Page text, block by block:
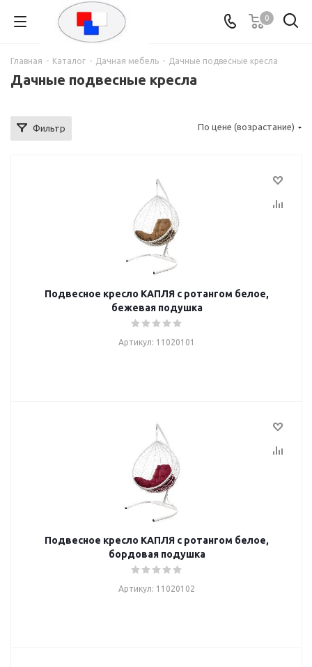
0
Главная - Каталог - Дачная мебель - Дачные подвесные кресла
Дачные подвесные кресла
Фильтр По цене (возрастание)
Подвесное кресло КАПЛЯ с ротангом белое,
бежевая подушка
Артикул: 11020101
Подвесное кресло КАПЛЯ с ротангом белое,
бордовая подушка
Артикул: 11020102